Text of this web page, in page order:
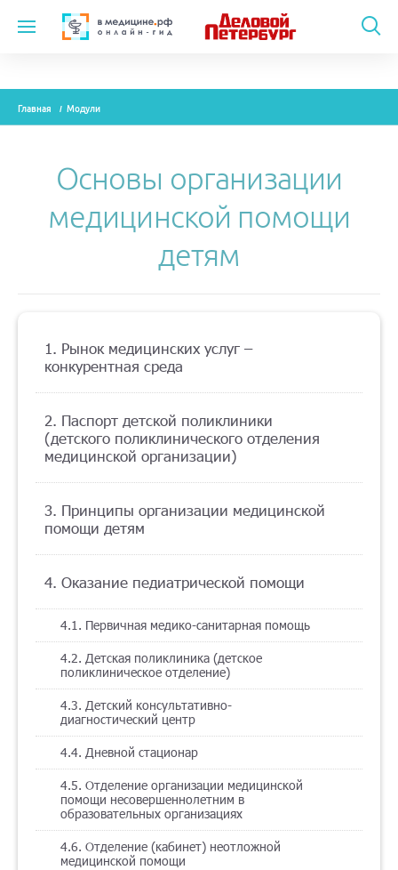
Модули
О проекте
Контакты
Помощь
Тарифы
Подписка
Кабинет
Корзина 4
Главная Модули
Основы организации
медицинской помощи
детям
1. Рынок медицинских услуг –
конкурентная среда
2. Паспорт детской поликлиники
(детского поликлинического отделения
медицинской организации)
3. Принципы организации медицинской
помощи детям
4. Оказание педиатрической помощи
4.1. Первичная медико-санитарная помощь
4.2. Детская поликлиника (детское
поликлиническое отделение)
4.3. Детский консультативно-
диагностический центр
4.4. Дневной стационар
4.5. Отделение организации медицинской
помощи несовершеннолетним в
образовательных организациях
4.6. Отделение (кабинет) неотложной
медицинской помощи